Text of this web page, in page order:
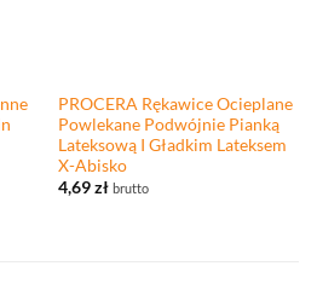
PROCERA Rękawice Ocieplane
Powlekane Podwójnie Pianką
Lateksową I Gładkim Lateksem
X-Abisko
4,69zł brutto